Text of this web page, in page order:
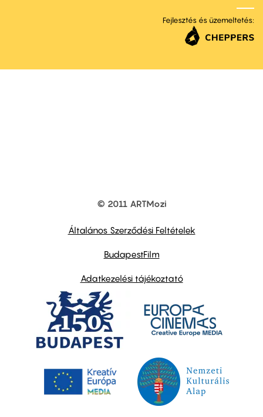
Fejlesztés és üzemeltetés:
© 2011 ARTMozi
Általános Szerződési Feltételek
BudapestFilm
Adatkezelési tájékoztató